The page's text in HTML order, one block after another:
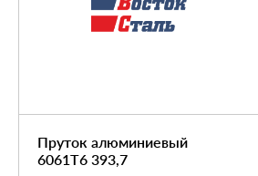
Пруток алюминиевый
6061Т6 393,7